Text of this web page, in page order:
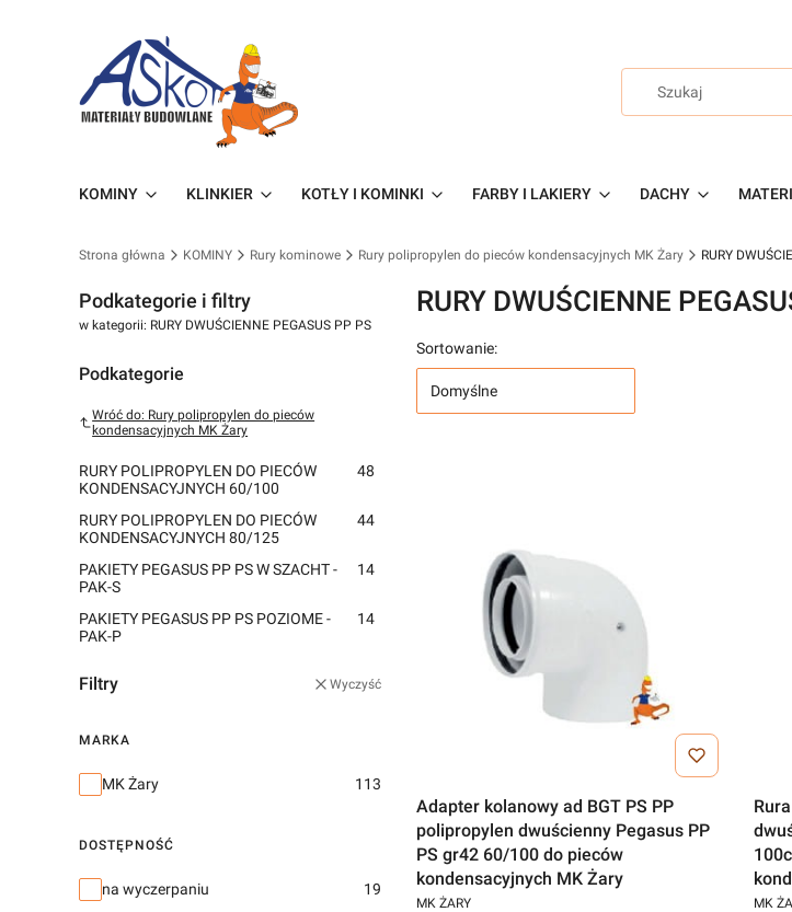
KOMINY KLINKIER KOTŁY I KOMINKI FARBY I LAKIERY DACHY
Strona główna KOMINY Rury kominowe Rury polipropylen do pieców kondensacyjnych MK Żary RURY
Podkategorie i filtry
w kategorii: RURY DWUŚCIENNE PEGASUS PP PS
Podkategorie
Wróć do: Rury polipropylen do pieców
kondensacyjnych MK Żary
RURY POLIPROPYLEN DO PIECÓW
KONDENSACYJNYCH 60/100
48
RURY POLIPROPYLEN DO PIECÓW
KONDENSACYJNYCH 80/125
44
PAKIETY PEGASUS PP PS W SZACHT -
PAK-S
14
PAKIETY PEGASUS PP PS POZIOME -
PAK-P
14
Filtry Wyczyść
MARKA
MarkaMK Żary 113
DOSTĘPNOŚĆ
Dostępność
na wyczerpaniu 19
RURY DWUŚCIENNE
Sortowanie:
Domyślne
Adapter kolanowy ad BGT PS PP
polipropylen dwuścienny Pegasus PP
PS gr42 60/100 do pieców
kondensacyjnych MK Żary
MK ŻARY MK